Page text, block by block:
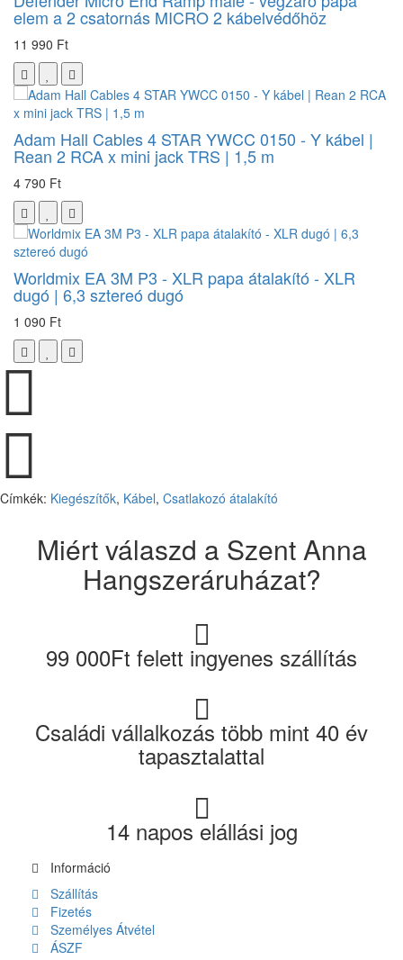
elem a 2 csatornás MICRO 2 kábelvédőhöz
11 990 Ft
Adam Hall Cables 4 STAR YWCC 0150 - Y kábel |
Rean 2 RCA x mini jack TRS | 1,5 m
4 790 Ft
Worldmix EA 3M P3 - XLR papa átalakító - XLR
dugó | 6,3 sztereó dugó
1 090 Ft
Címkék: Kiegészítők, Kábel, Csatlakozó átalakító
Miért válaszd a Szent Anna
Hangszeráruházat?
99 000Ft felett ingyenes szállítás
Családi vállalkozás több mint 40 év
tapasztalattal
14 napos elállási jog
Információ
Szállítás
Fizetés
Személyes Átvétel
ÁSZF